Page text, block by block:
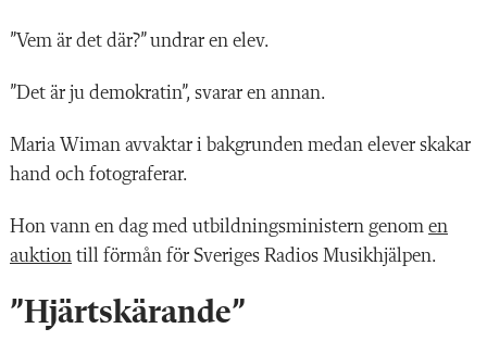
”Vem är det där?” undrar en elev.
”Det är ju demokratin”, svarar en annan.
Maria Wiman avvaktar i bakgrunden medan elever skakar
hand och fotograferar.
Hon vann en dag med utbildningsministern genom en
auktion till förmån för Sveriges Radios Musikhjälpen.
”Hjärtskärande”